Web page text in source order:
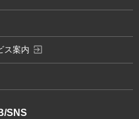
SNS
ス案内 exit_to_app